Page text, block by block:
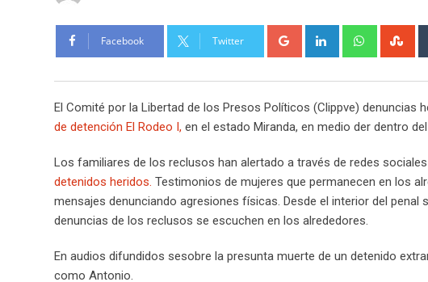
Facebook Twitter Google+ LinkedIn Whatsapp
El Comité por la Libertad de los Presos Políticos (Clippve) denuncias
de detención El Rodeo I, en el estado Miranda, en medio der dentro del
Los familiares de los reclusos han alertado a través de redes
detenidos heridos. Testimonios de mujeres que permanecen en los
mensajes denunciando agresiones físicas. Desde el interior del
denuncias de los reclusos se escuchen en los alrededores.
En audios difundidos sesobre la presunta muerte de un detenido
como Antonio.